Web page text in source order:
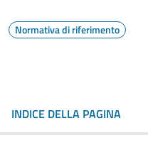
Normativa di riferimento
INDICE DELLA PAGINA